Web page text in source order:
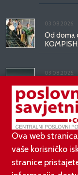
03.08.2026.
Od doma
03.08.2026.
Kineski
kilometara
Ova web
vaše korisničko
stranice